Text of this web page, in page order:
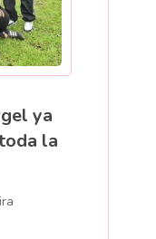
ya
la